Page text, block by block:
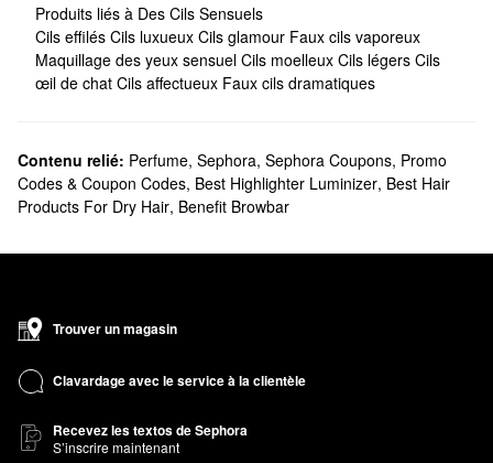
Produits liés à Des Cils Sensuels
Cils effilés Cils luxueux Cils glamour Faux cils vaporeux
Maquillage des yeux sensuel Cils moelleux Cils légers Cils
œil de chat Cils affectueux Faux cils dramatiques
Contenu relié: Perfume, Sephora, Sephora Coupons, Promo
Codes & Coupon Codes, Best Highlighter Luminizer, Best Hair
Products For Dry Hair, Benefit Browbar
Trouver un magasin
Clavardage avec le service à la clientèle
Recevez les textos de Sephora
S’inscrire maintenant